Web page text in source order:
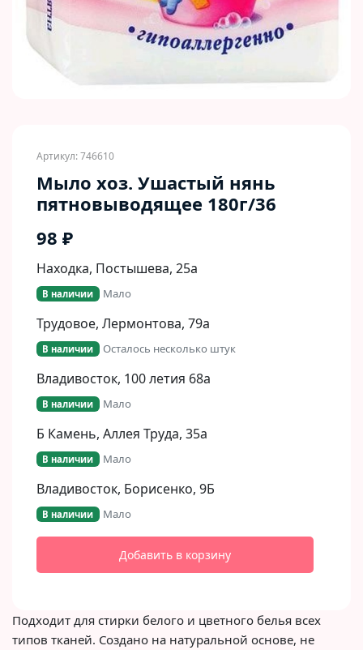
Артикул: 746610
Мыло хоз. Ушастый нянь
пятновыводящее 180г/36
98 ₽
Находка, Постышева, 25а
В наличии Мало
Трудовое, Лермонтова, 79а
В наличии Осталось несколько штук
Владивосток, 100 летия 68а
В наличии Мало
Б Камень, Аллея Труда, 35а
В наличии Мало
Владивосток, Борисенко, 9Б​
В наличии Мало
Добавить в корзину
Подходит для стирки белого и цветного белья всех
типов тканей. Создано на натуральной основе, не